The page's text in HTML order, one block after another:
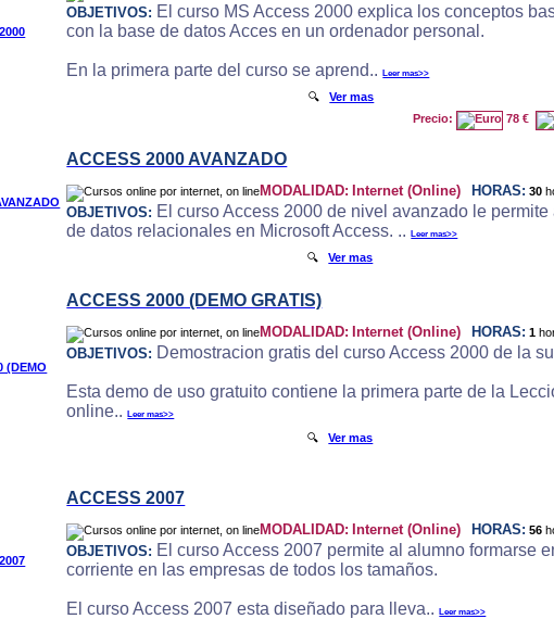
OBJETIVOS: El curso MS Access 2000 explica los conceptos
con la base de datos Acces en un ordenador personal.
En la primera parte del curso se aprend..Leer mas>>
🔍Ver mas
Precio:
78 €
ACCESS 2000 AVANZADO
MODALIDAD: Internet (Online) HORAS: 30
OBJETIVOS: El curso Access 2000 de nivel avanzado le
de datos relacionales en Microsoft Access. ..Leer mas>>
🔍Ver mas
ACCESS 2000 (DEMO GRATIS)
MODALIDAD: Internet (Online) HORAS: 1
OBJETIVOS: Demostracion gratis del curso Access 2000 de la
Esta demo de uso gratuito contiene la primera parte de la
online..Leer mas>>
🔍Ver mas
ACCESS 2007
MODALIDAD: Internet (Online) HORAS: 56
OBJETIVOS: El curso Access 2007 permite al alumno formarse
corriente en las empresas de todos los tamaños.
El curso Access 2007 esta diseñado para lleva..Leer mas>>